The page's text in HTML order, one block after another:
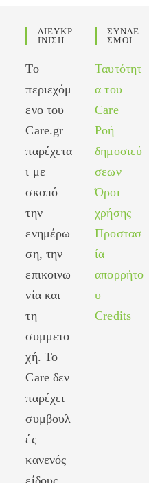
ΔΙΕΥΚΡ
ΙΝΙΣΗ
Το
περιεχόμ
ενο του
Care.gr
παρέχετα
ι με
σκοπό
την
ενημέρω
ση, την
επικοινω
νία και
τη
συμμετο
χή. Το
Care δεν
παρέχει
συμβουλ
ές
κανενός
ΣΥΝΔΕ
ΣΜΟΙ
Ταυτότητ
α του
Care
Ροή
δημοσιεύ
σεων
Όροι
χρήσης
Προστασ
ία
απορρήτο
υ
Credits